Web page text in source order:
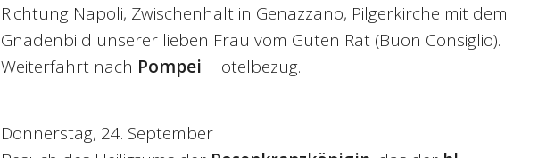
Richtung Napoli, Zwischenhalt in Genazzano, Pilgerkirche mit dem
Gnadenbild unserer lieben Frau vom Guten Rat (Buon Consiglio).
Weiterfahrt nach Pompei. Hotelbezug.
Donnerstag, 24. September